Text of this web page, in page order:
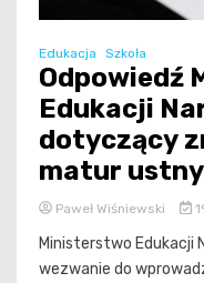
Edukacja Szkoła
Odpowiedź
Edukacji
dotyczący
matur
Paweł Wiśniewski
Ministerstwo Edukacji
wezwanie do